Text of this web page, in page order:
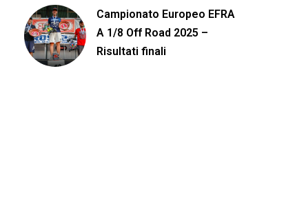
Campionato Europeo EFRA
A 1/8 Off Road 2025 –
Risultati finali